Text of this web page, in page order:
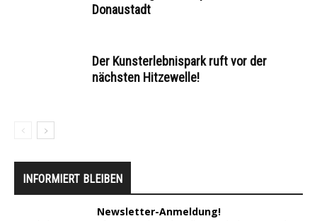
Donaustadt
Der Kunsterlebnispark ruft vor der
nächsten Hitzewelle!
INFORMIERT BLEIBEN
Newsletter-Anmeldung!